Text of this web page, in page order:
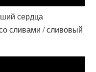
сердца
сливами / сливовый